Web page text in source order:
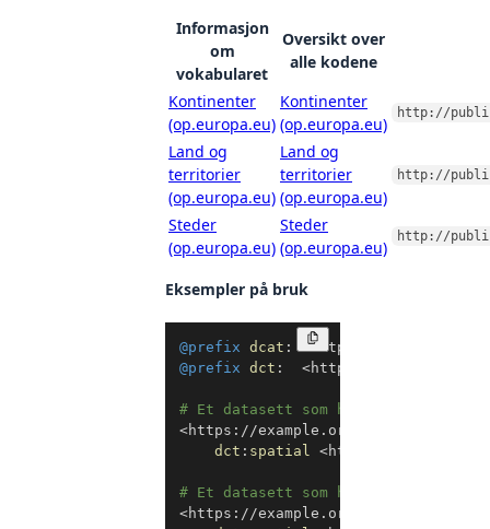
Informasjon
om
vokabularet
Oversikt over
alle kodene
Kontinenter
(op.europa.eu)
Kontinenter
(op.europa.eu)
http://
Land og
territorier
(op.europa.eu)
Land og
territorier
(op.europa.eu)
http://
Steder
(op.europa.eu)
Steder
(op.europa.eu)
http://
Eksempler på bruk
Kopier
@prefix dcat : <http://www.w3.org/
@prefix dct : <http://purl.org/dc/
# Et datasett som har Europa som
<https://example.org/datasett1
dct : spatial <http://
# Et datasett som har Norge som
<https://example.org/datasett2